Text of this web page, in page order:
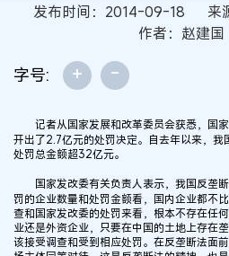
发布时间：2014-09-18
来
作者：赵建国
字号: + -
记者从国家发展和改革委员会获悉，国家
开出了2.7亿元的处罚决定。自去年以来，我
处罚总金额超32亿元。
国家发改委有关负责人表示，我国反垄断
罚的企业数量和处罚金额看，国内企业都不
查和国家发改委的处罚来看，根本不存在任
业还是外资企业，只要在中国的土地上存在
该接受调查和受到相应处罚。在反垄断法面